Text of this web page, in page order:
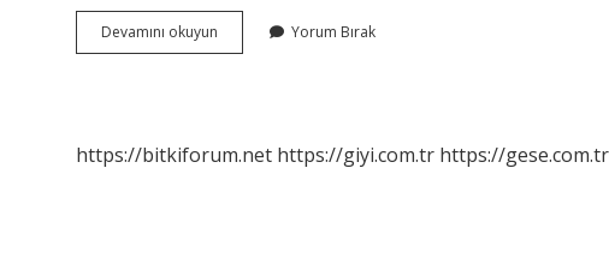
Devamını okuyun
Süreden
Yorum Bırak
https://bitkiforum.net https://giyi.com.tr https://gese.com.tr